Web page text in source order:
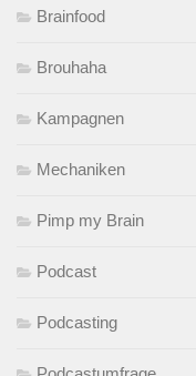
Brainfood
Brouhaha
Kampagnen
Mechaniken
Pimp my Brain
Podcast
Podcasting